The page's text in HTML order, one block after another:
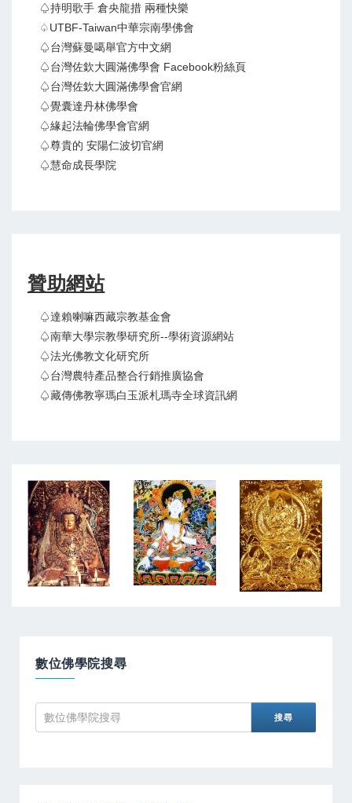
♤持明歌手 倉央龍措 兩種快樂
♤UTBF-Taiwan中華宗南學佛會
♤台灣蘇曼噶舉官方中文網
♤台灣佐欽大圓滿佛學會 Facebook粉絲頁
♤台灣佐欽大圓滿佛學會官網
♤覺囊達丹林佛學會
♤緣起法輪佛學會官網
♤尊貴的 安陽仁波切官網
♤慧命成長學院
贊助網站
♤達賴喇嘛西藏宗教基金會
♤南華大學宗教學研究所--學術資源網站
♤法光佛教文化研究所
♤台灣農特產品整合行銷推廣協會
♤藏傳佛教寧瑪白玉派札瑪寺全球資訊網
數位佛學院搜尋